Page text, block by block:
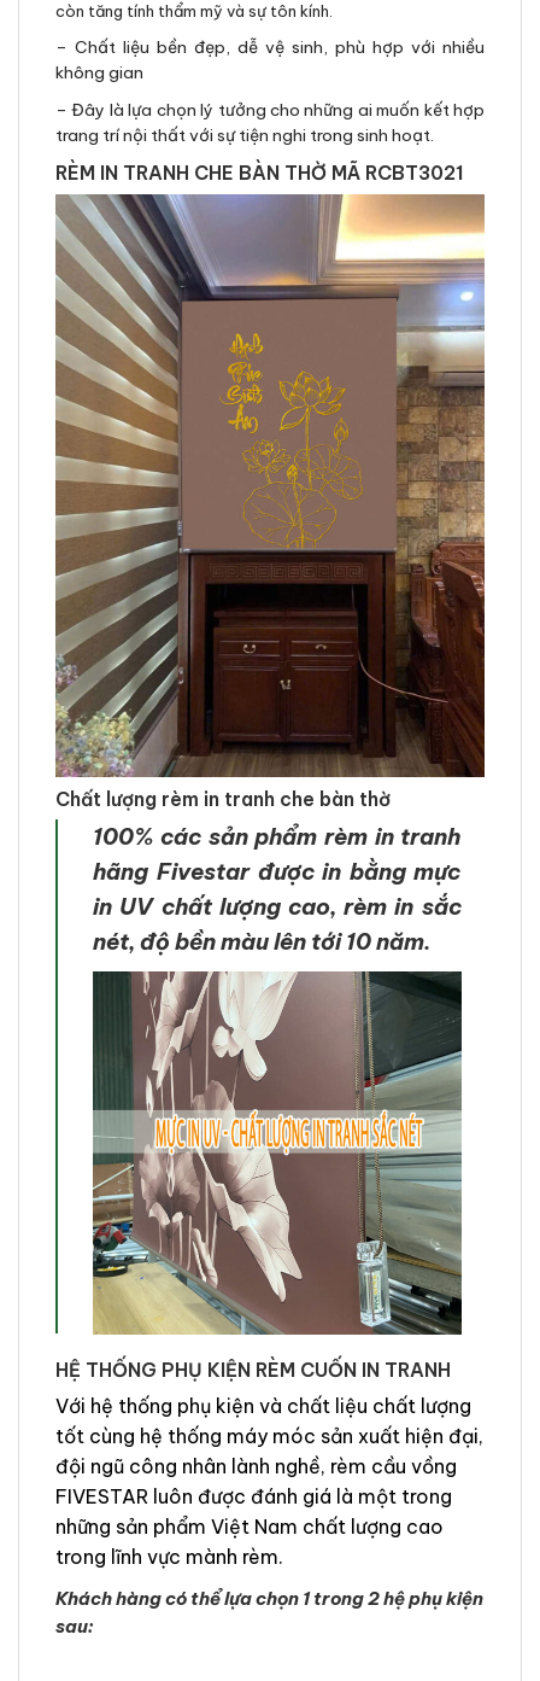
còn tăng tính thẩm mỹ và sự tôn kính.
– Chất liệu bền đẹp, dễ vệ sinh, phù hợp với nhiều
không gian
– Đây là lựa chọn lý tưởng cho những ai muốn kết hợp
trang trí nội thất với sự tiện nghi trong sinh hoạt.
RÈM IN TRANH CHE BÀN THỜ MÃ RCBT3021
Chất lượng rèm in tranh che bàn thờ
100% các sản phẩm rèm in tranh
hãng Fivestar được in bằng mực
in UV chất lượng cao, rèm in sắc
nét, độ bền màu lên tới 10 năm.
HỆ THỐNG PHỤ KIỆN RÈM CUỐN IN TRANH
Với hệ thống phụ kiện và chất liệu chất lượng
tốt cùng hệ thống máy móc sản xuất hiện đại,
đội ngũ công nhân lành nghề, rèm cầu vồng
FIVESTAR luôn được đánh giá là một trong
những sản phẩm Việt Nam chất lượng cao
trong lĩnh vực mành rèm.
Khách hàng có thể lựa chọn 1 trong 2 hệ phụ kiện
sau: